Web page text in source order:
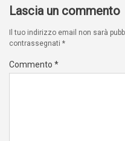
Lascia un commento
Il tuo indirizzo email non sarà
contrassegnati *
Commento *